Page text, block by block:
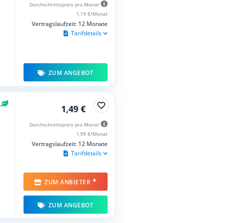
Durchschnittspreis pro Monat
1,19 €/Monat
Vertragslaufzeit: 12 Monate
Tarifdetails
ZUM ANGEBOT
1,49 €
Durchschnittspreis pro Monat
1,99 €/Monat
Vertragslaufzeit: 12 Monate
Tarifdetails
ZUM ANBIETER *
ZUM ANGEBOT